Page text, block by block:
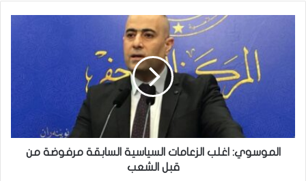
ا
الموسوي: اغلب الزعامات السياسية السابقة مرفوضة من
قبل الشعب